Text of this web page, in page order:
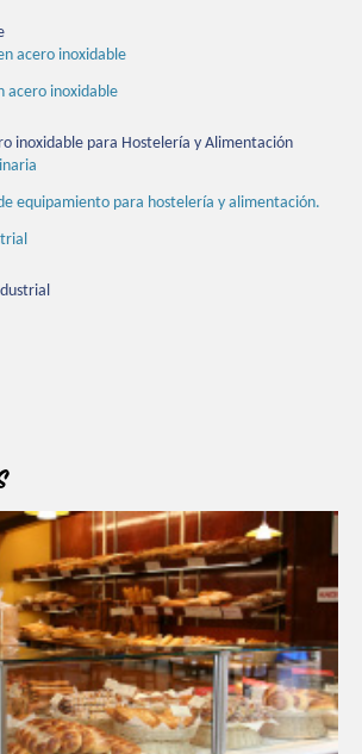
acero inoxidable
acero inoxidable
inoxidable para Hostelería y Alimentación
equipamiento para hostelería y alimentación.